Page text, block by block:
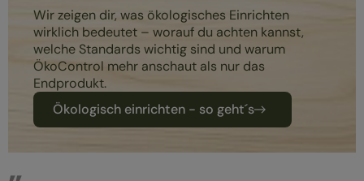
Wir zeigen dir, was ökologisches Einrichten
wirklich bedeutet – worauf du achten kannst,
welche Standards wichtig sind und warum
ÖkoControl mehr anschaut als nur das
Endprodukt.
Ökologisch einrichten - so geht´s